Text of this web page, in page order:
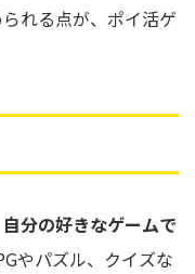
れる点が、ポイ活ゲ
自分の好きなゲームで
やパズル、クイズな